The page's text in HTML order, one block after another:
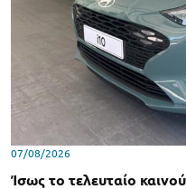
07/08/2026
Ίσως το τελευταίο